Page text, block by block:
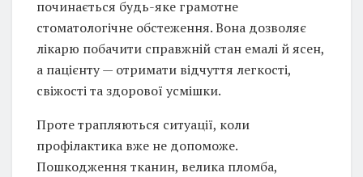
починається будь-яке грамотне
стоматологічне обстеження. Вона дозволяє
лікарю побачити справжній стан емалі й ясен,
а пацієнту — отримати відчуття легкості,
свіжості та здорової усмішки.
Проте трапляються ситуації, коли
профілактика вже не допоможе.
Пошкодження тканин, велика пломба,